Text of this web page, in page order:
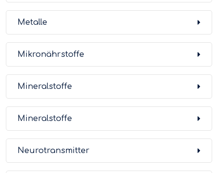
Metalle
Mikronährstoffe
Mineralstoffe
Mineralstoffe
Neurotransmitter